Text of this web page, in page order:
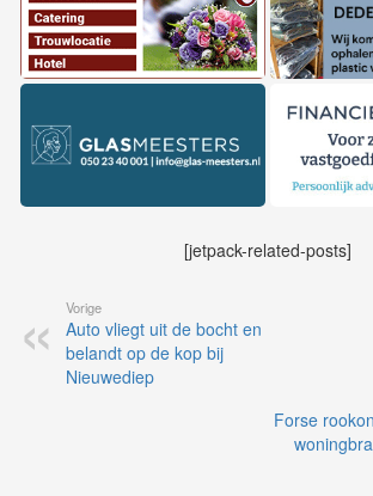
[jetpack-related-posts]
Vorige
Auto vliegt uit de bocht en
belandt op de kop bij
Nieuwediep
Forse